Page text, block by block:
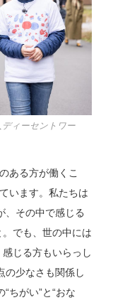
ィーセントワー
ある方が働くこ
います。私たちは
、その中で感じる
でも、世の中には
じる方もいらっし
の少なさも関係し
ちがい”と“おな